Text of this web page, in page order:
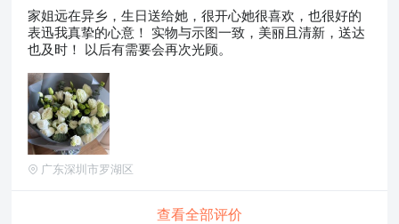
家姐远在异乡，生日送给她，很开心她很喜欢，也很好的
表迅我真挚的心意！ 实物与示图一致，美丽且清新，送达
也及时！ 以后有需要会再次光顾。
广东深圳市罗湖区
查看全部评价